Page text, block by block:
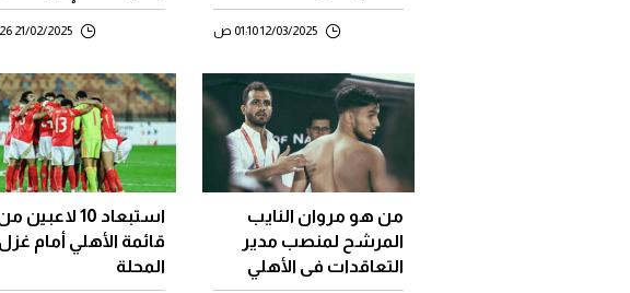
الرمضانيه
12/03/2025 01:10 ص
في مباراة لا تُنسى
21/02/2025 10:26 م
من هو مروان النايب
المرشح لمنصب مدير
التعاقدات فى الأهلي
استبعاد 10 لاعبين
قائمة الأهلي أمام غزل
المحلة